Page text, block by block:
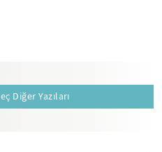
Diğer Yazıları